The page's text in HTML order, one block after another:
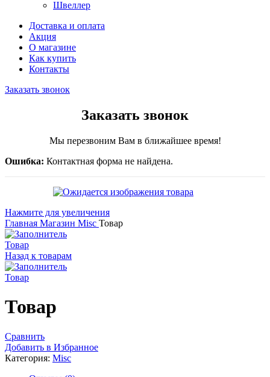
Швеллер
Доставка и оплата
Акция
О магазине
Как купить
Контакты
Заказать звонок
Заказать звонок
Мы перезвоним Вам в ближайшее время!
Ошибка: Контактная форма не найдена.
Нажмите для увеличения
Главная Магазин Misc Товар
Товар
Назад к товарам
Товар
Товар
Сравнить
Добавить в Избранное
Категория: Misc